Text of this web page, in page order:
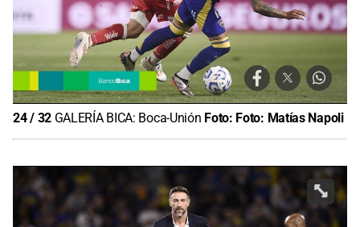
24/ 32 GALERÍA BICA: Boca-Unión Foto: Foto: Matías Napoli